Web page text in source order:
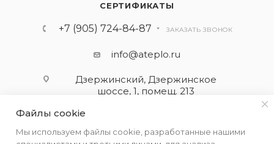
СЕРТИФИКАТЫ
+7 (905) 724-84-87 ЗАКАЗАТЬ ЗВОНОК
info@ateplo.ru
Дзержинский, Дзержинское
шоссе, 1, помещ. 213
Файлы cookie
Мы используем файлы cookie, разработанные нашими